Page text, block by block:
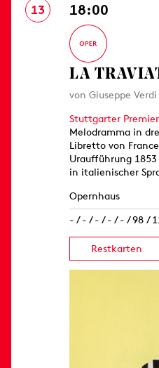
13 18:00
LA
von Giuseppe Verdi
Stuttgarter
Melodramma in
Libretto von
Uraufführung
in italienischer
Opernhaus
- / - / - / - / - / 98 /
Restkarten